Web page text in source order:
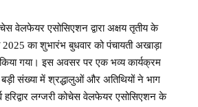
वेलफेयर एसोसिएशन द्वारा अक्षय तृतीय के
2025 का शुभारंभ बुधवार को पंचायती अखाड़ा
गया। इस अवसर पर एक भव्य कार्यक्रम
संख्या में श्रद्धालुओं और अतिथियों ने भाग
हरिद्वार लग्जरी कोचेस वेलफेयर एसोसिएशन के